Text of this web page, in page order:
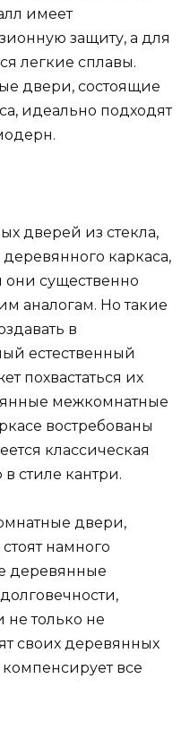
имеет
защиту, а для
легкие сплавы.
двери, состоящие
идеально подходят
дверей из стекла,
каркаса,
они существенно
аналогам. Но такие
в
естественный
похвастаться их
межкомнатные
востребованы
классическая
стиле кантри.
двери,
намного
деревянные
не только не
своих деревянных
компенсирует все